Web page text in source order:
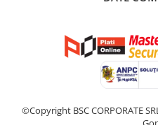
©Copyright BSC CORPORATE